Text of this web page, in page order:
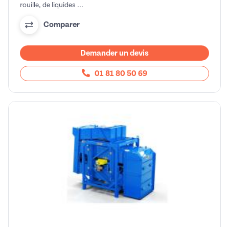
rouille, de liquides ...
Comparer
Demander un devis
01 81 80 50 69